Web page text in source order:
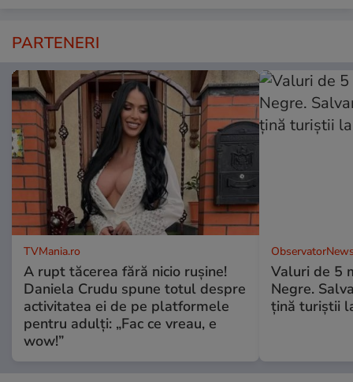
PARTENERI
TVMania.ro
A rupt tăcerea fără nicio rușine!
Daniela Crudu spune totul despre
activitatea ei de pe platformele
pentru adulți: „Fac ce vreau, e
wow!”
Valuri de 5
Negre.
ţină turiştii